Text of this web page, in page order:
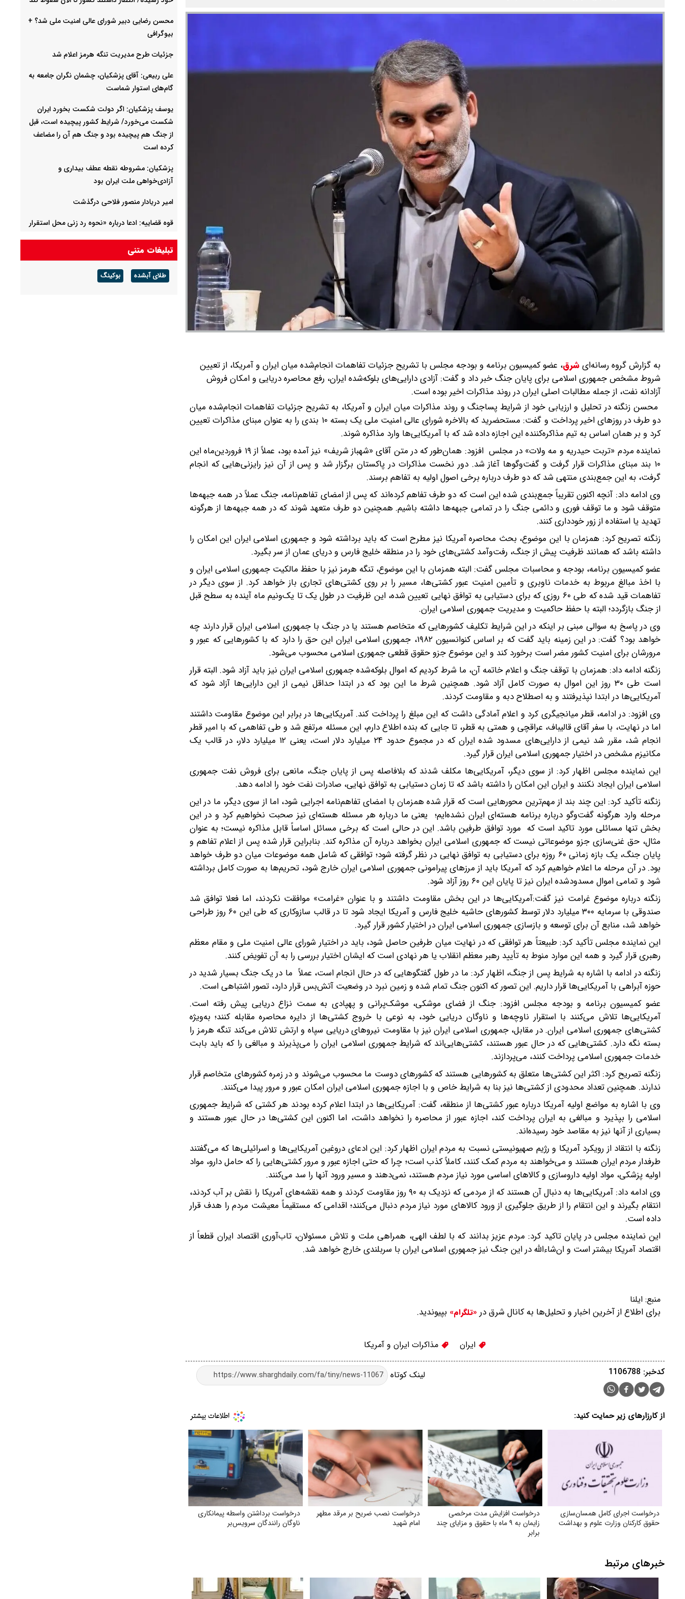
به گزارش گروه رسانه‌ایشرق، عضو کمیسیون برنامه و بودجه مجلس با تشریح جزئیات تفاهمات انجام‌شده میان ایران و آمریکا، از تعیین
شروط مشخص جمهوری اسلامی برای پایان جنگ خبر داد و گفت: آزادی دارایی‌های بلوکه‌شده ایران، رفع محاصره دریایی و امکان فروش
آزادانه نفت، از جمله مطالبات اصلی ایران در روند مذاکرات اخیر بوده است.
محسن زنگنه در تحلیل و ارزیابی خود از شرایط پساجنگ و روند مذاکرات میان ایران و آمریکا، به تشریح جزئیات تفاهمات انجام‌شده میان
دو طرف در روزهای اخیر پرداخت و گفت: مستحضرید که بالاخره شورای عالی امنیت ملی یک بسته ۱۰ بندی را به عنوان مبنای مذاکرات تعیین
کرد و بر همان اساس به تیم مذاکره‌کننده این اجازه داده شد که با آمریکایی‌ها وارد مذاکره شوند.
نماینده مردم «تربت حیدریه و مه ولات» در مجلس افزود: همان‌طور که در متن آقای «شهباز شریف» نیز آمده بود، عملاً از ۱۹ فروردین‌ماه این
۱۰ بند مبنای مذاکرات قرار گرفت و گفت‌وگوها آغاز شد. دور نخست مذاکرات در پاکستان برگزار شد و پس از آن نیز رایزنی‌هایی که انجام
گرفت، به این جمع‌بندی منتهی شد که دو طرف درباره برخی اصول اولیه به تفاهم برسند.
وی ادامه داد: آنچه اکنون تقریباً جمع‌بندی شده این است که دو طرف تفاهم کرده‌اند که پس از امضای تفاهم‌نامه، جنگ عملاً در همه جبهه‌ها
متوقف شود و ما توقف فوری و دائمی جنگ را در تمامی جبهه‌ها داشته باشیم. همچنین دو طرف متعهد شوند که در همه جبهه‌ها از هرگونه
تهدید یا استفاده از زور خودداری کنند.
زنگنه تصریح کرد: همزمان با این موضوع، بحث محاصره آمریکا نیز مطرح است که باید برداشته شود و جمهوری اسلامی ایران این امکان را
داشته باشد که همانند ظرفیت پیش از جنگ، رفت‌وآمد کشتی‌های خود را در منطقه خلیج فارس و دریای عمان از سر بگیرد.
عضو کمیسیون برنامه، بودجه و محاسبات مجلس گفت: البته همزمان با این موضوع، تنگه هرمز نیز با حفظ مالکیت جمهوری اسلامی ایران و
با اخذ مبالغ مربوط به خدمات ناوبری و تأمین امنیت عبور کشتی‌ها، مسیر را بر روی کشتی‌های تجاری باز خواهد کرد. از سوی دیگر در
تفاهمات قید شده که طی ۶۰ روزی که برای دستیابی به توافق نهایی تعیین شده، این ظرفیت در طول یک تا یک‌ونیم ماه آینده به سطح قبل
از جنگ بازگردد؛ البته با حفظ حاکمیت و مدیریت جمهوری اسلامی ایران.
وی در پاسخ به سوالی مبنی بر اینکه در این شرایط تکلیف کشورهایی که متخاصم هستند یا در جنگ با جمهوری اسلامی ایران قرار دارند چه
خواهد بود؟ گفت: در این زمینه باید گفت که بر اساس کنوانسیون ۱۹۸۲، جمهوری اسلامی ایران این حق را دارد که با کشورهایی که عبور و
مرورشان برای امنیت کشور مضر است برخورد کند و این موضوع جزو حقوق قطعی جمهوری اسلامی محسوب می‌شود.
زنگنه ادامه داد: همزمان با توقف جنگ و اعلام خاتمه آن، ما شرط کردیم که اموال بلوکه‌شده جمهوری اسلامی ایران نیز باید آزاد شود. البته قرار
است طی ۳۰ روز این اموال به صورت کامل آزاد شود. همچنین شرط ما این بود که در ابتدا حداقل نیمی از این دارایی‌ها آزاد شود که
آمریکایی‌ها در ابتدا نپذیرفتند و به اصطلاح دبه و مقاومت کردند.
وی افزود: در ادامه، قطر میانجیگری کرد و اعلام آمادگی داشت که این مبلغ را پرداخت کند. آمریکایی‌ها در برابر این موضوع مقاومت داشتند
اما در نهایت، با سفر آقای قالیباف، عراقچی و همتی به قطر، تا جایی که بنده اطلاع دارم، این مسئله مرتفع شد و طی تفاهمی که با امیر قطر
انجام شد، مقرر شد نیمی از دارایی‌های مسدود شده ایران که در مجموع حدود ۲۴ میلیارد دلار است، یعنی ۱۲ میلیارد دلار، در قالب یک
مکانیزم مشخص در اختیار جمهوری اسلامی ایران قرار گیرد.
این نماینده مجلس اظهار کرد: از سوی دیگر، آمریکایی‌ها مکلف شدند که بلافاصله پس از پایان جنگ، مانعی برای فروش نفت جمهوری
اسلامی ایران ایجاد نکنند و ایران این امکان را داشته باشد که تا زمان دستیابی به توافق نهایی، صادرات نفت خود را ادامه دهد.
زنگنه تأکید کرد: این چند بند از مهم‌ترین محورهایی است که قرار شده همزمان با امضای تفاهم‌نامه اجرایی شود، اما از سوی دیگر، ما در این
مرحله وارد هرگونه گفت‌وگو درباره برنامه هسته‌ای ایران نشده‌ایم؛ یعنی ما درباره هر مسئله هسته‌ای نیز صحبت نخواهیم کرد و در این
بخش تنها مسائلی مورد تاکید است که مورد توافق طرفین باشد. این در حالی است که برخی مسائل اساساً قابل مذاکره نیست؛ به عنوان
مثال، حق غنی‌سازی جزو موضوعاتی نیست که جمهوری اسلامی ایران بخواهد درباره آن مذاکره کند. بنابراین قرار شده پس از اعلام تفاهم و
پایان جنگ، یک بازه زمانی ۶۰ روزه برای دستیابی به توافق نهایی در نظر گرفته شود؛ توافقی که شامل همه موضوعات میان دو طرف خواهد
بود. در آن مرحله ما اعلام خواهیم کرد که آمریکا باید از مرزهای پیرامونی جمهوری اسلامی ایران خارج شود، تحریم‌ها به صورت کامل برداشته
شود و تمامی اموال مسدودشده ایران نیز تا پایان این ۶۰ روز آزاد شود.
زنگنه درباره موضوع غرامت نیز گفت:آمریکایی‌ها در این بخش مقاومت داشتند و با عنوان «غرامت» موافقت نکردند، اما فعلا توافق شد
صندوقی با سرمایه ۳۰۰ میلیارد دلار توسط کشورهای حاشیه خلیج فارس و آمریکا ایجاد شود تا در قالب سازوکاری که طی این ۶۰ روز طراحی
خواهد شد، منابع آن برای توسعه و بازسازی جمهوری اسلامی ایران در اختیار کشور قرار گیرد.
این نماینده مجلس تأکید کرد: طبیعتاً هر توافقی که در نهایت میان طرفین حاصل شود، باید در اختیار شورای عالی امنیت ملی و مقام معظم
رهبری قرار گیرد و همه این موارد منوط به تأیید رهبر معظم انقلاب یا هر نهادی است که ایشان اختیار بررسی را به آن تفویض کنند.
زنگنه در ادامه با اشاره به شرایط پس از جنگ، اظهار کرد: ما در طول گفتگوهایی که در حال انجام است، عملاً ما در یک جنگ بسیار شدید در
حوزه آبراهی با آمریکایی‌ها قرار داریم. این تصور که اکنون جنگ تمام شده و زمین نبرد در وضعیت آتش‌بس قرار دارد، تصور اشتباهی است.
عضو کمیسیون برنامه و بودجه مجلس افزود: جنگ از فضای موشکی، موشک‌پرانی و پهپادی به سمت نزاع دریایی پیش رفته است.
آمریکایی‌ها تلاش می‌کنند با استقرار ناوچه‌ها و ناوگان دریایی خود، به نوعی با خروج کشتی‌ها از دایره محاصره مقابله کنند؛ به‌ویژه
کشتی‌های جمهوری اسلامی ایران. در مقابل، جمهوری اسلامی ایران نیز با مقاومت نیروهای دریایی سپاه و ارتش تلاش می‌کند تنگه هرمز را
بسته نگه دارد. کشتی‌هایی که در حال عبور هستند، کشتی‌هایی‌اند که شرایط جمهوری اسلامی ایران را می‌پذیرند و مبالغی را که باید بابت
خدمات جمهوری اسلامی پرداخت کنند، می‌پردازند.
زنگنه تصریح کرد: اکثر این کشتی‌ها متعلق به کشورهایی هستند که کشورهای دوست ما محسوب می‌شوند و در زمره کشورهای متخاصم قرار
ندارند. همچنین تعداد محدودی از کشتی‌ها نیز بنا به شرایط خاص و با اجازه جمهوری اسلامی ایران امکان عبور و مرور پیدا می‌کنند.
وی با اشاره به مواضع اولیه آمریکا درباره عبور کشتی‌ها از منطقه، گفت: آمریکایی‌ها در ابتدا اعلام کرده بودند هر کشتی که شرایط جمهوری
اسلامی را بپذیرد و مبالغی به ایران پرداخت کند، اجازه عبور از محاصره را نخواهد داشت، اما اکنون این کشتی‌ها در حال عبور هستند و
بسیاری از آنها نیز به مقاصد خود رسیده‌اند.
زنگنه با انتقاد از رویکرد آمریکا و رژیم صهیونیستی نسبت به مردم ایران اظهار کرد: این ادعای دروغین آمریکایی‌ها و اسرائیلی‌ها که می‌گفتند
طرفدار مردم ایران هستند و می‌خواهند به مردم کمک کنند، کاملاً کذب است؛ چرا که حتی اجازه عبور و مرور کشتی‌هایی را که حامل دارو، مواد
اولیه پزشکی، مواد اولیه داروسازی و کالاهای اساسی مورد نیاز مردم هستند، نمی‌دهند و مسیر ورود آنها را سد می‌کنند.
وی ادامه داد: آمریکایی‌ها به دنبال آن هستند که از مردمی که نزدیک به ۹۰ روز مقاومت کردند و همه نقشه‌های آمریکا را نقش بر آب کردند،
انتقام بگیرند و این انتقام را از طریق جلوگیری از ورود کالاهای مورد نیاز مردم دنبال می‌کنند؛ اقدامی که مستقیماً معیشت مردم را هدف قرار
داده است.
این نماینده مجلس در پایان تاکید کرد: مردم عزیز بدانند که با لطف الهی، همراهی ملت و تلاش مسئولان، تاب‌آوری اقتصاد ایران قطعاً از
اقتصاد آمریکا بیشتر است و ان‌شاءالله در این جنگ نیز جمهوری اسلامی ایران با سربلندی خارج خواهد شد.
منبع: ایلنا
برای اطلاع از آخرین اخبار و تحلیل‌ها به کانال شرق در «تلگرام» بپیوندید.
ایران مذاکرات ایران و آمریکا
لینک کوتاه کدخبر: 1106788
از کارزارهای زیر حمایت کنید:
درخواست اجرای کامل همسان‌سازی
حقوق کارکنان وزارت علوم و بهداشت
درخواست افزایش مدت مرخصی
زایمان به ۹ ماه با حقوق و مزایای چند
برابر
درخواست نصب ضریح بر مرقد مطهر
امام شهید
درخواست برداشتن واسطه پیمانکاری
ناوگان رانندگان سرویس‌بر
خبرهای مرتبط
محسن رضایی دبیر شورای عالی امنیت ملی شد؟ +
بیوگرافی
جزئیات طرح مدیریت تنگه هرمز اعلام شد
علی ربیعی: آقای پزشکیان، چشمان نگران جامعه به
گام‌های استوار شماست
یوسف پزشکیان: اگر دولت شکست بخورد ایران
شکست می‌خورد/ شرایط کشور پیچیده است، قبل
از جنگ هم پیچیده بود و جنگ هم آن را مضاعف‌
کرده است
پزشکیان: مشروطه نقطه عطف بیداری و
آزادی‌خواهی ملت ایران بود
امیر دریادار منصور فلاحی درگذشت
قوه قضاییه: ادعا درباره «نحوه رد زنی محل استقرار
سرپرست وزارت دفاع: دست نیروهای مسلح برای
پاسخ به تهدیدات پُر است
تبلیغات متنی
طلای آبشده بوکینگ